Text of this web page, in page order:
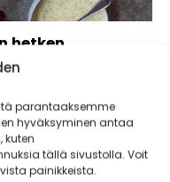
parantaaksemme
hyväksyminen antaa
kuten
tällä sivustolla. Voit
painikkeista.
hetken
juuri nyt